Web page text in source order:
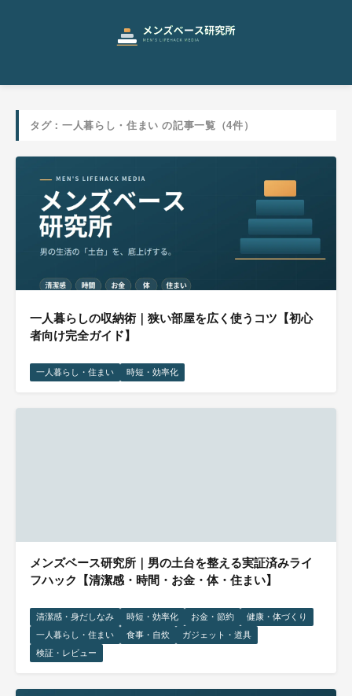
タグ：一人暮らし・住まい の記事一覧（4件）
一人暮らしの収納術｜狭い部屋を広く使うコツ【初心
者向け完全ガイド】
一人暮らし・住まい 時短・効率化
メンズベース研究所｜男の土台を整える実証済みライ
フハック【清潔感・時間・お金・体・住まい】
清潔感・身だしなみ 時短・効率化 お金・節約
健康・体づくり
一人暮らし・住まい
食事・自炊
ガジェット・道具
検証・レビュー